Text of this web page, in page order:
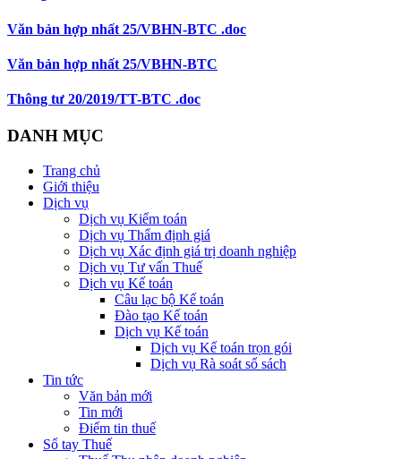
Văn bản hợp nhất 25/VBHN-BTC .doc
Văn bản hợp nhất 25/VBHN-BTC
Thông tư 20/2019/TT-BTC .doc
DANH MỤC
Trang chủ
Giới thiệu
Dịch vụ
Dịch vụ Kiểm toán
Dịch vụ Thẩm định giá
Dịch vụ Xác định giá trị doanh nghiệp
Dịch vụ Tư vấn Thuế
Dịch vụ Kế toán
Câu lạc bộ Kế toán
Đào tạo Kế toán
Dịch vụ Kế toán
Dịch vụ Kế toán trọn gói
Dịch vụ Rà soát sổ sách
Tin tức
Văn bản mới
Tin mới
Điểm tin thuế
Sổ tay Thuế